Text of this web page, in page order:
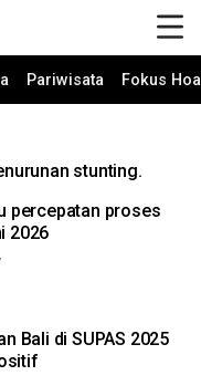
Pariwisata Fokus
stunting.
percepatan proses
2026
Bali di SUPAS 2025